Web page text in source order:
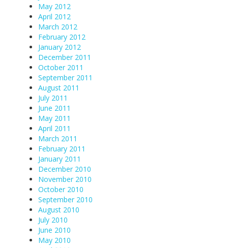
May 2012
April 2012
March 2012
February 2012
January 2012
December 2011
October 2011
September 2011
August 2011
July 2011
June 2011
May 2011
April 2011
March 2011
February 2011
January 2011
December 2010
November 2010
October 2010
September 2010
August 2010
July 2010
June 2010
May 2010